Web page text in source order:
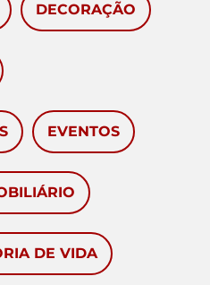
DECORAÇÃO
EVENTOS
DE VIDA